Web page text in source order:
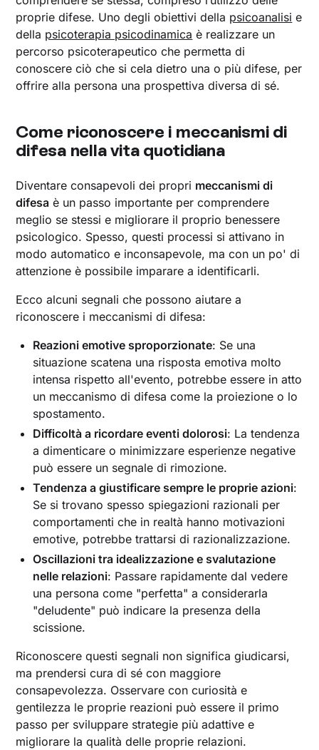
proprie difese. Uno degli obiettivi della psicoanalisi e
della psicoterapia psicodinamica è realizzare un
percorso psicoterapeutico che permetta di
conoscere ciò che si cela dietro una o più difese, per
offrire alla persona una prospettiva diversa di sé.
Come riconoscere i meccanismi di
difesa nella vita quotidiana
Diventare consapevoli dei propri meccanismi di
difesa è un passo importante per comprendere
meglio se stessi e migliorare il proprio benessere
psicologico. Spesso, questi processi si attivano in
modo automatico e inconsapevole, ma con un po' di
attenzione è possibile imparare a identificarli.
Ecco alcuni segnali che possono aiutare a
riconoscere i meccanismi di difesa:
Reazioni emotive sproporzionate: Se una
situazione scatena una risposta emotiva molto
intensa rispetto all'evento, potrebbe essere in atto
un meccanismo di difesa come la proiezione o lo
spostamento.
Difficoltà a ricordare eventi dolorosi: La tendenza
a dimenticare o minimizzare esperienze negative
può essere un segnale di rimozione.
Tendenza a giustificare sempre le proprie azioni:
Se si trovano spesso spiegazioni razionali per
comportamenti che in realtà hanno motivazioni
emotive, potrebbe trattarsi di razionalizzazione.
Oscillazioni tra idealizzazione e svalutazione
nelle relazioni: Passare rapidamente dal vedere
una persona come "perfetta" a considerarla
"deludente" può indicare la presenza della
scissione.
Riconoscere questi segnali non significa giudicarsi,
ma prendersi cura di sé con maggiore
consapevolezza. Osservare con curiosità e
gentilezza le proprie reazioni può essere il primo
passo per sviluppare strategie più adattive e
migliorare la qualità delle proprie relazioni.